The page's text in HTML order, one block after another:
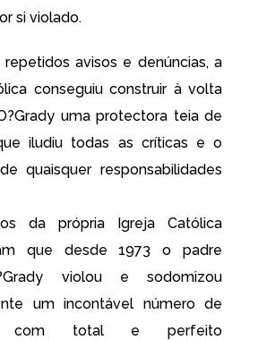
si violado.
avisos e denúncias, a
conseguiu construir à volta
uma protectora teia de
iludiu todas as críticas e o
quaisquer responsabilidades
da própria Igreja Católica
que desde 1973 o padre
violou e sodomizou
um incontável número de
com total e perfeito